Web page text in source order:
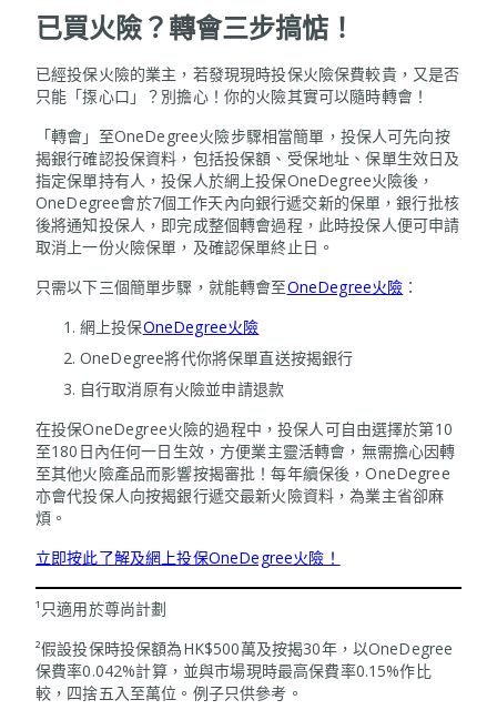
已買火險？轉會三步搞惦！
已經投保火險的業主，若發現現時投保火險保費較貴，又是否
只能「揼心口」？別擔心！你的火險其實可以隨時轉會！
「轉會」至OneDegree火險步驟相當簡單，投保人可先向按
揭銀行確認投保資料，包括投保額、受保地址、保單生效日及
指定保單持有人，投保人於網上投保OneDegree火險後，
OneDegree會於7個工作天內向銀行遞交新的保單，銀行批核
後將通知投保人，即完成整個轉會過程，此時投保人便可申請
取消上一份火險保單，及確認保單終止日。
只需以下三個簡單步驟，就能轉會至OneDegree火險 ：
網上投保OneDegree火險
OneDegree將代你將保單直送按揭銀行
自行取消原有火險並申請退款
在投保OneDegree火險的過程中，投保人可自由選擇於第10
至180日內任何一日生效，方便業主靈活轉會，無需擔心因轉
至其他火險產品而影響按揭審批！每年續保後，OneDegree
亦會代投保人向按揭銀行遞交最新火險資料，為業主省卻麻
煩。
立即按此了解及網上投保OneDegree火險！
¹只適用於尊尚計劃
²假設投保時投保額為HK$500萬及按揭30年，以OneDegree
保費率0.042%計算，並與巿場現時最高保費率0.15%作比
較，四捨五入至萬位。例子只供參考。